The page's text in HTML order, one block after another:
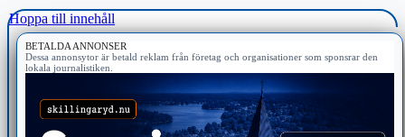
Hoppa till innehåll
BETALDA ANNONSER
Dessa annonsytor är betald reklam från företag och organisationer som sponsrar den
lokala journalistiken.